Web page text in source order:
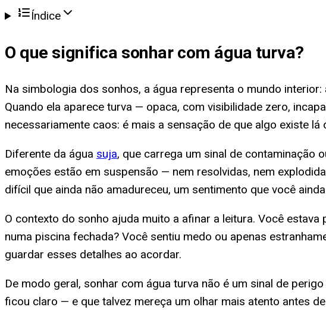
Índice
O que significa sonhar com água turva?
Na simbologia dos sonhos, a água representa o mundo
Quando ela aparece turva — opaca, com visibilidade zero,
necessariamente caos: é mais a sensação de que algo existe
Diferente da água suja, que carrega um sinal de contaminação
emoções estão em suspensão — nem resolvidas, nem
difícil que ainda não amadureceu, um sentimento que você
O contexto do sonho ajuda muito a afinar a leitura. Você
numa piscina fechada? Você sentiu medo ou apenas
guardar esses detalhes ao acordar.
De modo geral, sonhar com água turva não é um sinal de
ficou claro — e que talvez mereça um olhar mais atento antes